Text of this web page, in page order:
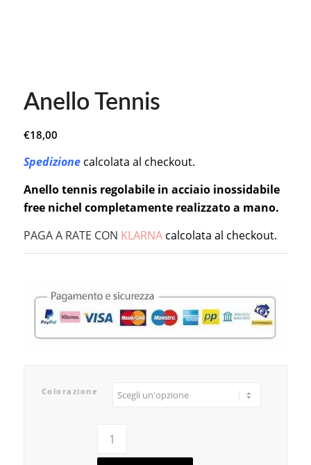
Anello Tennis
€18,00
Spedizione calcolata al checkout.
Anello tennis regolabile in acciaio inossidabile
free nichel completamente realizzato a mano.
PAGA A RATE CON KLARNA calcolata al checkout.
Colorazione